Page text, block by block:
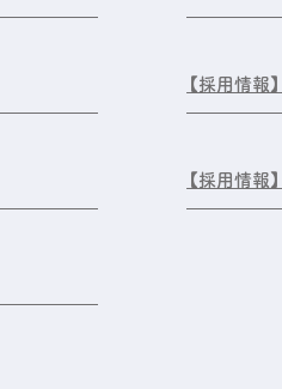
【採用情報】
【採用情報】